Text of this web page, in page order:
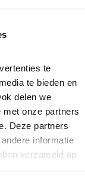
te
te bieden en
delen we
onze partners
Deze partners
informatie
verzameld op
En is